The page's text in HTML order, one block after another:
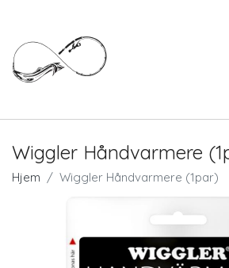
Wiggler Håndvarmere
Hjem Wiggler Håndvarmere (1par)